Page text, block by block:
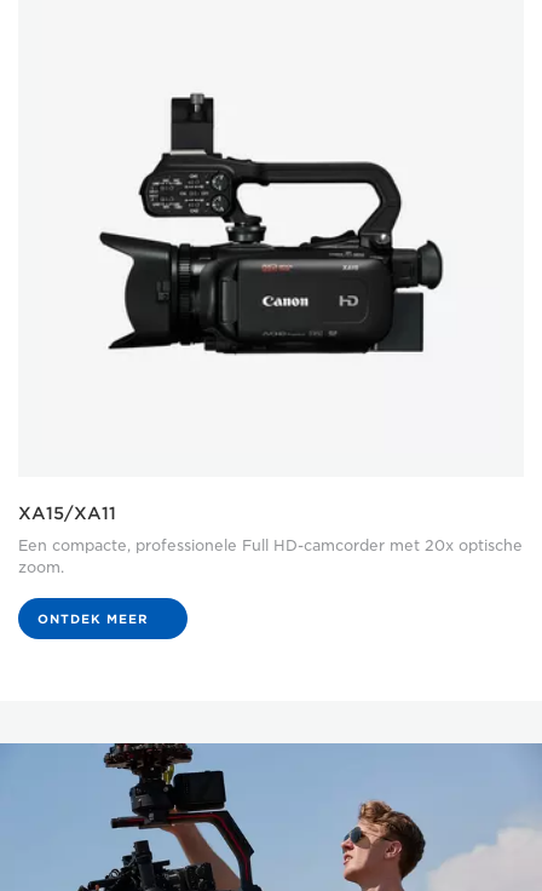
XA15/XA11
Een compacte, professionele Full HD-camcorder met 20x optische
zoom.
ONTDEK MEER